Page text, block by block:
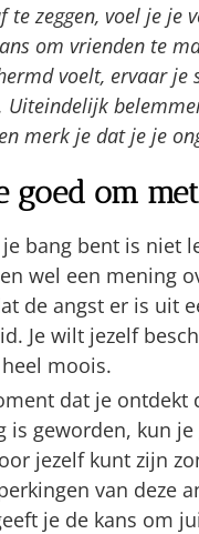
te zeggen, voel je je
om vrienden te
voelt, ervaar je
Uiteindelijk
merk je dat je je
goed om
bang bent is niet
wel een mening
de angst er is uit
Je wilt jezelf
moois.
dat je ontdekt
is geworden, kun
jezelf kunt zijn
van deze
je de kans om